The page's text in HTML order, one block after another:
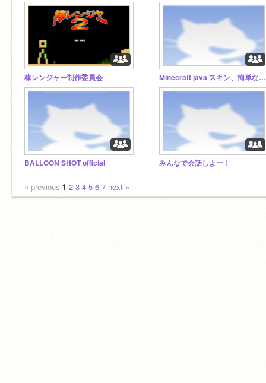
棒レンジャー制作委員会 Minecraft java スキン、簡単なコマンド作ります
BALLOON SHOT official みんなで会話しよー！
« previous 1 2 3 4 5 6 7 next »